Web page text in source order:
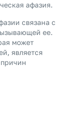
афазия.
связана с
ее.
может
является